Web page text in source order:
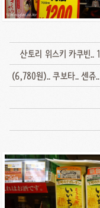
산토리 위스키 카쿠빈
(6,780원).. 쿠보타.. 센쥬